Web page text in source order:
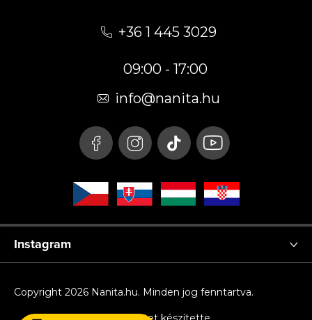
+36 1 445 3029
09:00 - 17:00
info@nanita.hu
Instagram
Copyright 2026 Nanita.hu. Minden jog fenntartva.